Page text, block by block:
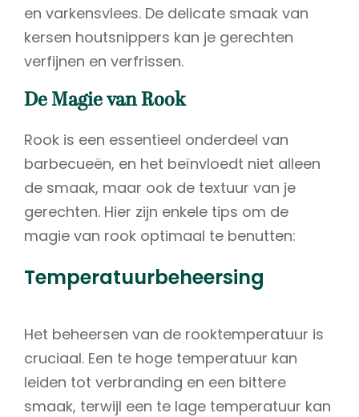
en varkensvlees. De delicate smaak van
kersen houtsnippers kan je gerechten
verfijnen en verfrissen.
De Magie van Rook
Rook is een essentieel onderdeel van
barbecueën, en het beïnvloedt niet alleen
de smaak, maar ook de textuur van je
gerechten. Hier zijn enkele tips om de
magie van rook optimaal te benutten:
Temperatuurbeheersing
Het beheersen van de rooktemperatuur is
cruciaal. Een te hoge temperatuur kan
leiden tot verbranding en een bittere
smaak, terwijl een te lage temperatuur kan